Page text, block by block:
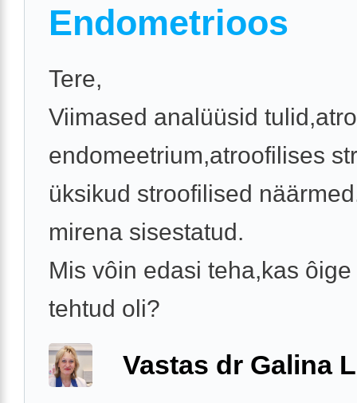
Endometrioos
Tere,
Viimased analüüsid
endomeetrium,atroofilises
üksikud stroofilised
mirena sisestatud.
Mis vôin edasi teha,kas
tehtud oli?
Vastas dr Galina